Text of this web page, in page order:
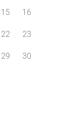
15 16
22 23
29 30